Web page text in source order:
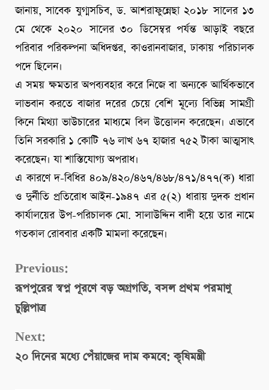
জানায়, সাবেক যুগ্মসচিব, ড. আশরাফুন্নেছা ২০১৮ সালের ১৩
মে থেকে ২০২০ সালের ৩০ ডিসেম্বর পর্যন্ত আড়াই বছরে
পরিবার পরিকল্পনা অধিদপ্তর, কাওরানবাজার, ঢাকায় পরিচালক
পদে ছিলেন।
এ সময় ক্ষমতার অপব্যবহার করে নিজে বা অন্যকে আর্থিকভাবে
লাভবান করতে বাজার দরের চেয়ে বেশি মূল্যে বিভিন্ন সামগ্রী
কিনে মিথ্যা ভাউচারের মাধ্যমে বিল উত্তোলন করেছেন। এভাবে
তিনি সরকারি ১ কোটি ৭৬ লাখ ৬৭ হাজার ৭৫২ টাকা আত্মসাৎ
করেছেন। যা শাস্তিযোগ্য অপরাধ।
এ কারণে দ-বিধির ৪০৯/৪২০/৪৬৭/৪৬৮/৪৭১/৪৭৭(ক) ধারা
ও দুর্নীতি প্রতিরোধ আইন-১৯৪৭ এর ৫(২) ধারায় দুদক প্রধান
কার্যালয়ের উপ-পরিচালক মো. সালাউদ্দিন বাদী হয়ে তার নামে
গতকাল রোববার একটি মামলা করেছেন।
Continue
Reading
Previous:
রূপপুরের স্বপ্ন পূরণে বড় অগ্রগতি, বসল প্রথম পরমাণু
চুল্লিপাত্র
Next:
২০ দিনের মধ্যে পেঁয়াজের দাম কমবে: কৃষিমন্ত্রী